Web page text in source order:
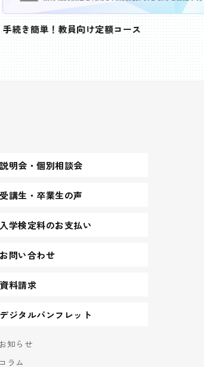
定額コース 教員免許状が
説明会・個別相談会
受講生・卒業生の声
入学検定料のお支払い
お問い合わせ
資料請求
デジタルパンフレット
お知らせ
コラム